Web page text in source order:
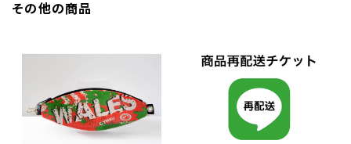
その他の商品